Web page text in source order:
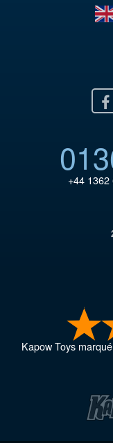
en
Twitter
+44 1362
Kapow Toysmarqué